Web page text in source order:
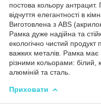
постова кольору
відчуття елегантності в
Виготовлена ​​з ABS
Рамка дуже надійна та
екологічно чистий продукт
важких металів. Рамка має
різними кольорами: білий,
алюміній та сталь.
Приховати